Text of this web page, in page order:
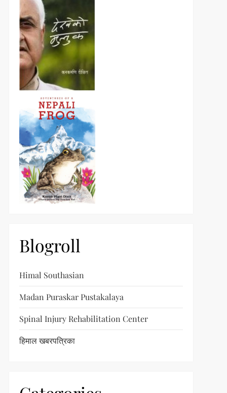
Blogroll
Himal Southasian
Madan Puraskar Pustakalaya
Spinal Injury Rehabilitation Center
हिमाल खबरपत्रिका